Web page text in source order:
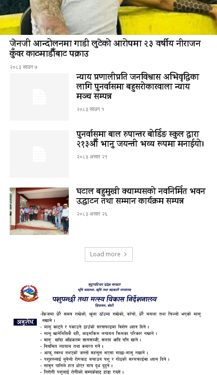
जेनजी आन्दोलनमा गाडी लुटेको आरोपमा २३ वर्षीय नीराजन
कुँवर काठमाडौँबाट पक्राउ
२०८३ साउन ७
न्याय प्रणालीप्रति जनविश्वास अभिवृद्धिका
लागि पुनर्वासमा बहुसरोकारवाला न्याय
मञ्च सम्पन्न
२०८३ साउन १
पुनर्वासमा बाल रुपान्तर बोर्डिङ स्कुल द्धारा
२१३औँ भानु जयन्ती भव्य रूपमा मनाईयो।
२०८३ असार २९
घटाल बहुमुखी क्याम्पसको नवनिर्मित भवन
उद्घाटन तथा सम्मान कार्यक्रम सम्पन्न
२०८३ असार २६
Load more